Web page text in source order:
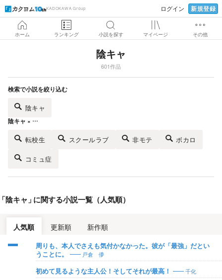
KADOKAWA Group ログイン 新規登録
ホーム ランキング 小説を探す マイページ その他
陰キャ
601作品
検索で小説を絞り込む
陰キャ
陰キャ × …
転校生 スクールラブ 非モテ ボカロ
コミュ症
陰キャ 」に関する小説一覧（人気順）
人気順 更新順 新作順
周りも、本人でさえも気付かなかった。彼が「最強」だとい
うことに。
戸倉 儚
初めて見るような主人公！そしてそれが最高！ 千化